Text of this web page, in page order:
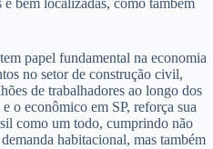
papel fundamental na economia
no setor de construção civil,
de trabalhadores ao longo dos
o econômico em SP, reforça sua
como um todo, cumprindo não
habitacional, mas também